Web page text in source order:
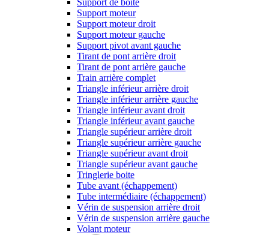
Support de boite
Support moteur
Support moteur droit
Support moteur gauche
Support pivot avant gauche
Tirant de pont arrière droit
Tirant de pont arrière gauche
Train arrière complet
Triangle inférieur arrière droit
Triangle inférieur arrière gauche
Triangle inférieur avant droit
Triangle inférieur avant gauche
Triangle supérieur arrière droit
Triangle supérieur arrière gauche
Triangle supérieur avant droit
Triangle supérieur avant gauche
Tringlerie boite
Tube avant (échappement)
Tube intermédiaire (échappement)
Vérin de suspension arrière droit
Vérin de suspension arrière gauche
Volant moteur